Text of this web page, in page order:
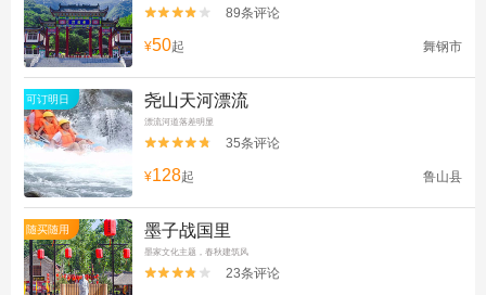

 89条评论
¥50起 舞钢市
可订明日 尧山天河漂流
漂流河道落差明显

 35条评论
¥128起 鲁山县
随买随用 墨子战国里
墨家文化主题，春秋建筑风

 23条评论